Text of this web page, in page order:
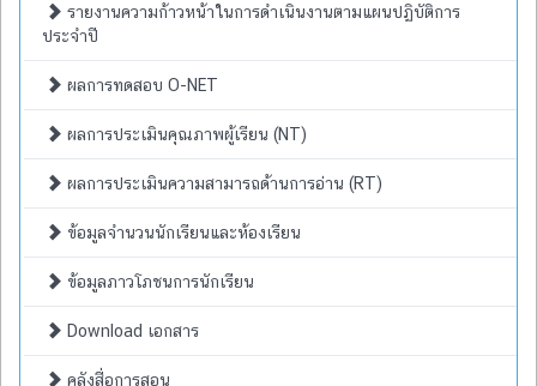
รายงานความก้าวหน้าในการดำเนินงานตามแผนปฏิบัติการ
ประจำปี
ผลการทดสอบ O-NET
ผลการประเมินคุณภาพผู้เรียน (NT)
ผลการประเมินความสามารถด้านการอ่าน (RT)
ข้อมูลจำนวนนักเรียนและห้องเรียน
ข้อมูลภาวโภชนการนักเรียน
Download เอกสาร
คลังสื่อการสอน